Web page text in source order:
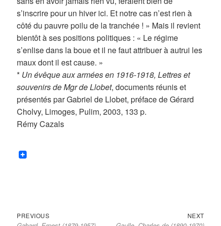
s’inscrire pour un hiver ici. Et notre cas n’est rien à
côté du pauvre poilu de la tranchée ! » Mais il revient
bientôt à ses positions politiques : « Le régime
s’enlise dans la boue et il ne faut attribuer à autrui les
maux dont il est cause. »
* Un évêque aux armées en 1916-1918, Lettres et
souvenirs de Mgr de Llobet, documents réunis et
présentés par Gabriel de Llobet, préface de Gérard
Cholvy, Limoges, Pulim, 2003, 133 p.
Rémy Cazals
Navigation
PREVIOUSPrevious
NEXTNext